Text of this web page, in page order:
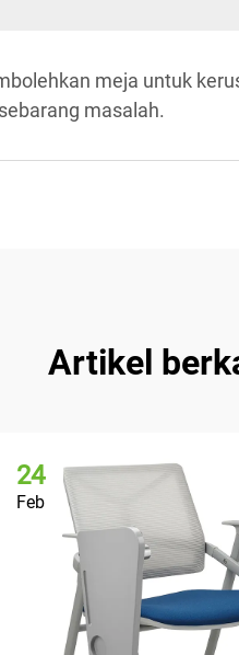
meja untuk
masalah.
Artikel
24
Feb